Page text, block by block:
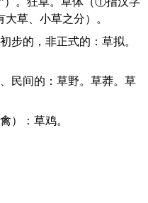
草、小草之分）。
）：草鸡。